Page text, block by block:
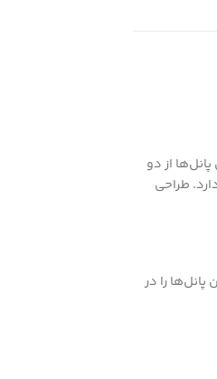
از دو
طراحی
را در